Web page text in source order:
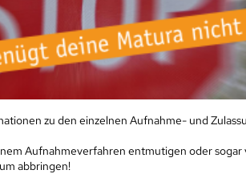
zu den einzelnen Aufnahme- und
Aufnahmeverfahren entmutigen oder sogar
abbringen!